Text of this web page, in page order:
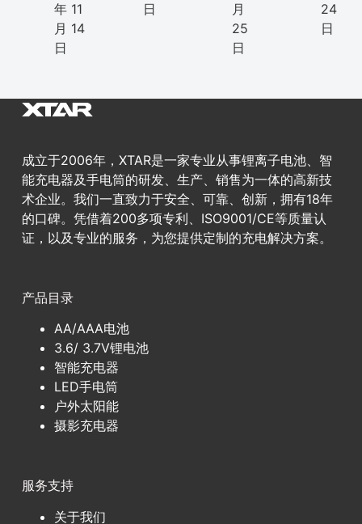
年 11
月 14
日
日
月
25
日
24
日
成立于2006年，XTAR是一家专业从事锂离子电池、智
能充电器及手电筒的研发、生产、销售为一体的高新技
术企业。我们一直致力于安全、可靠、创新，拥有18年
的口碑。凭借着200多项专利、ISO9001/CE等质量认
证，以及专业的服务，为您提供定制的充电解决方案。
产品目录
AA/AAA电池
3.6/ 3.7V锂电池
智能充电器
LED手电筒
户外太阳能
摄影充电器
服务支持
关于我们